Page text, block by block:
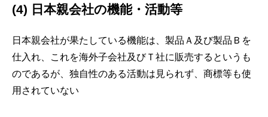
(4) 日本親会社の機能・活動等
日本親会社が果たしている機能は、製品Ａ及び製品Ｂを
仕入れ、これを海外子会社及びＴ社に販売するというも
のであるが、独自性のある活動は見られず、商標等も使
用されていない